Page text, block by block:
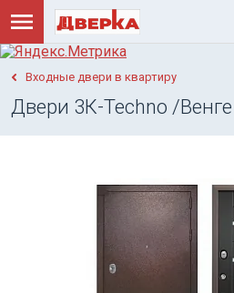
Входные двери в квартиру
Двери 3К-Techno /Венге